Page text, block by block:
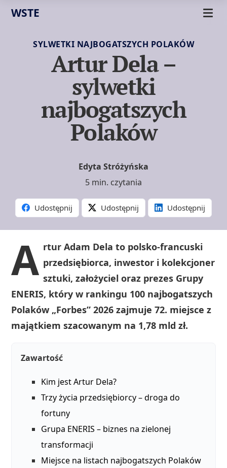
WSTE
SYLWETKI NAJBOGATSZYCH POLAKÓW
Artur Dela –
sylwetki
najbogatszych
Polaków
Edyta Stróżyńska
5 min. czytania
Udostępnij Udostępnij Udostępnij
A rtur Adam Dela to polsko‑francuski
przedsiębiorca, inwestor i kolekcjoner
sztuki, założyciel oraz prezes Grupy
ENERIS, który w rankingu 100 najbogatszych
Polaków „Forbes” 2026 zajmuje 72. miejsce z
majątkiem szacowanym na 1,78 mld zł.
Zawartość
Kim jest Artur Dela?
Trzy życia przedsiębiorcy – droga do
fortuny
Grupa ENERIS – biznes na zielonej
transformacji
Miejsce na listach najbogatszych Polaków